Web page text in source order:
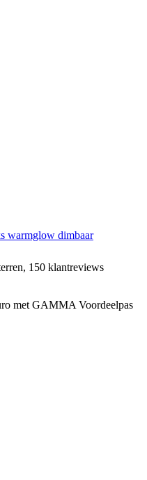
warmglow dimbaar
150 klantreviews
met GAMMA Voordeelpas